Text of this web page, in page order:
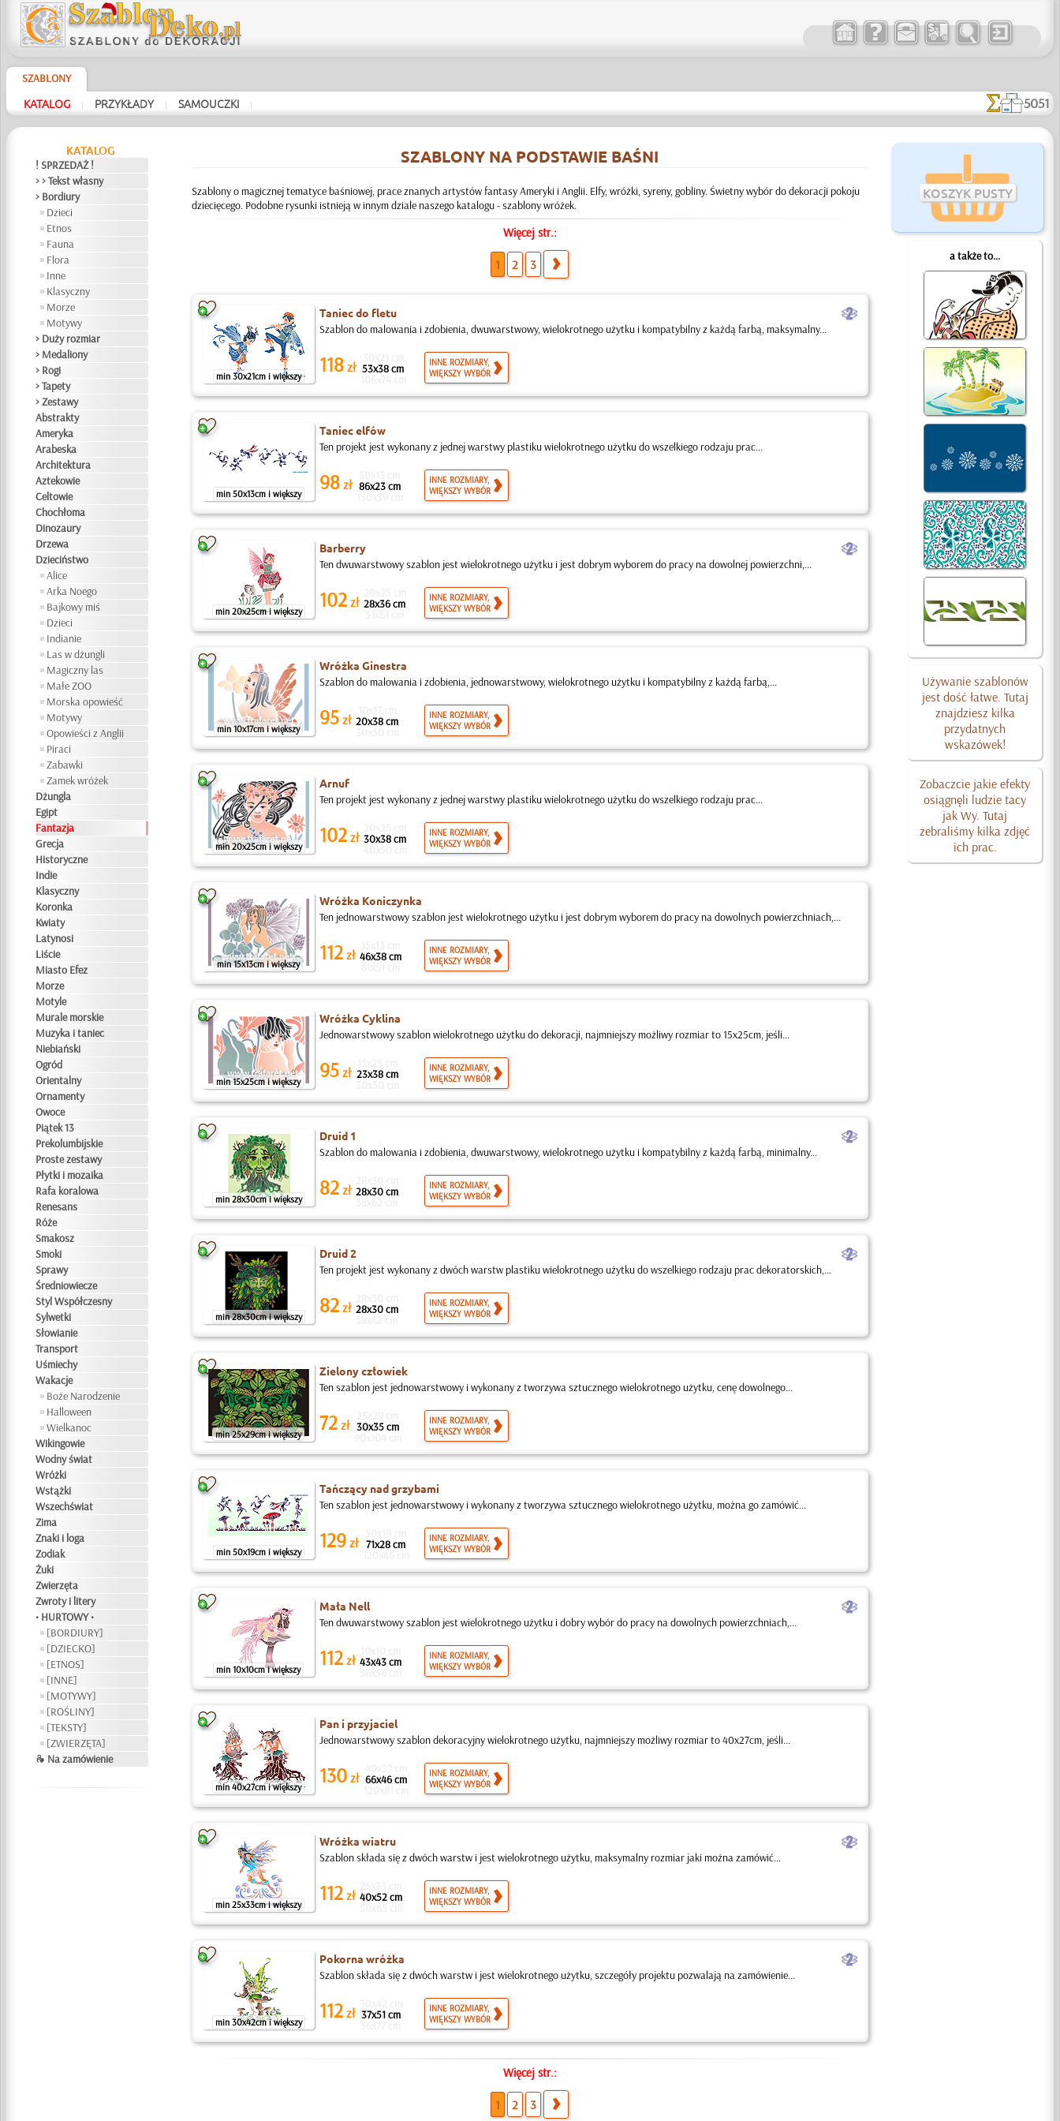
SZABLONY
KATALOG | PRZYKŁADY | SAMOUCZKI | 5051
KATALOG
! SPRZEDAŻ !
> > Tekst własny
> Bordiury
Dzieci
Etnos
Fauna
Flora
Inne
Klasyczny
Morze
Motywy
> Duży rozmiar
> Medaliony
> Rogi
> Tapety
> Zestawy
Abstrakty
Ameryka
Arabeska
Architektura
Aztekowie
Celtowie
Chochłoma
Dinozaury
Drzewa
Dzieciństwo
Alice
Arka Noego
Bajkowy miś
Dzieci
Indianie
Las w dżungli
Magiczny las
Małe ZOO
Morska opowieść
Motywy
Opowieści z Anglii
Piraci
Zabawki
Zamek wróżek
Dżungla
Egipt
Fantazja
Grecja
Historyczne
Indie
Klasyczny
Koronka
Kwiaty
Latynosi
Liście
Miasto Efez
Morze
Motyle
Murale morskie
Muzyka i taniec
Niebiański
Ogród
Orientalny
Ornamenty
Owoce
Piątek 13
Prekolumbijskie
Proste zestawy
Płytki i mozaika
Rafa koralowa
Renesans
Róże
Smakosz
Smoki
Sprawy
Średniowiecze
Styl Współczesny
Sylwetki
Słowianie
Transport
Uśmiechy
Wakacje
Boże Narodzenie
Halloween
Wielkanoc
Wikingowie
Wodny świat
Wróżki
Wstążki
Wszechświat
Zima
Znaki i loga
Zodiak
Żuki
Zwierzęta
Zwroty i litery
• HURTOWY •
[BORDIURY]
[DZIECKO]
[ETNOS]
[INNE]
[MOTYWY]
[ROŚLINY]
[TEKSTY]
[ZWIERZĘTA]
❧ Na zamówienie
KOSZYK PUSTY
a także to...
Używanie szablonów
jest dość łatwe. Tutaj
znajdziesz kilka
przydatnych
wskazówek!
Zobaczcie jakie efekty
osiągnęli ludzie tacy
jak Wy. Tutaj
zebraliśmy kilka zdjęć
ich prac.
SZABLONY NA PODSTAWIE BAŚNI
Szablony o magicznej tematyce baśniowej, prace znanych artystów fantasy Ameryki i Anglii. Elfy, wróżki, syreny, gobliny. Świetny wybór do dekoracji pokoju
dziecięcego. Podobne rysunki istnieją w innym dziale naszego katalogu - szablony wróżek.
Więcej str.:
1 2 3
min 30x21cm i większy
Taniec do fletu b
Szablon do malowania i zdobienia, dwuwarstwowy, wielokrotnego użytku i kompatybilny z każdą farbą, maksymalny...
118zł 53x38 cm
INNE ROZMIARY,
WIĘKSZY WYBÓR
min 50x13cm i większy
Taniec elfów
Ten projekt jest wykonany z jednej warstwy plastiku wielokrotnego użytku do wszelkiego rodzaju prac...
98zł 86x23 cm
INNE ROZMIARY,
WIĘKSZY WYBÓR
min 20x25cm i większy
Barberry b
Ten dwuwarstwowy szablon jest wielokrotnego użytku i jest dobrym wyborem do pracy na dowolnej powierzchni,...
102zł 28x36 cm
INNE ROZMIARY,
WIĘKSZY WYBÓR
min 10x17cm i większy
Wróżka Ginestra
Szablon do malowania i zdobienia, jednowarstwowy, wielokrotnego użytku i kompatybilny z każdą farbą,...
95zł 20x38 cm
INNE ROZMIARY,
WIĘKSZY WYBÓR
min 20x25cm i większy
Arnuf
Ten projekt jest wykonany z jednej warstwy plastiku wielokrotnego użytku do wszelkiego rodzaju prac...
102zł 30x38 cm
INNE ROZMIARY,
WIĘKSZY WYBÓR
min 15x13cm i większy
Wróżka Koniczynka
Ten jednowarstwowy szablon jest wielokrotnego użytku i jest dobrym wyborem do pracy na dowolnych powierzchniach,...
112zł 46x38 cm
INNE ROZMIARY,
WIĘKSZY WYBÓR
min 15x25cm i większy
Wróżka Cyklina
Jednowarstwowy szablon wielokrotnego użytku do dekoracji, najmniejszy możliwy rozmiar to 15x25cm, jeśli...
95zł 23x38 cm
INNE ROZMIARY,
WIĘKSZY WYBÓR
min 28x30cm i większy
Druid 1 b
Szablon do malowania i zdobienia, dwuwarstwowy, wielokrotnego użytku i kompatybilny z każdą farbą, minimalny...
82zł 28x30 cm
INNE ROZMIARY,
WIĘKSZY WYBÓR
min 28x30cm i większy
Druid 2 b
Ten projekt jest wykonany z dwóch warstw plastiku wielokrotnego użytku do wszelkiego rodzaju prac dekoratorskich,...
82zł 28x30 cm
INNE ROZMIARY,
WIĘKSZY WYBÓR
min 25x29cm i większy
Zielony człowiek
Ten szablon jest jednowarstwowy i wykonany z tworzywa sztucznego wielokrotnego użytku, cenę dowolnego...
72zł 30x35 cm
INNE ROZMIARY,
WIĘKSZY WYBÓR
min 50x19cm i większy
Tańczący nad grzybami
Ten szablon jest jednowarstwowy i wykonany z tworzywa sztucznego wielokrotnego użytku, można go zamówić...
129zł 71x28 cm
INNE ROZMIARY,
WIĘKSZY WYBÓR
min 10x10cm i większy
Mała Nell b
Ten dwuwarstwowy szablon jest wielokrotnego użytku i dobry wybór do pracy na dowolnych powierzchniach,...
112zł 43x43 cm
INNE ROZMIARY,
WIĘKSZY WYBÓR
min 40x27cm i większy
Pan i przyjaciel
Jednowarstwowy szablon dekoracyjny wielokrotnego użytku, najmniejszy możliwy rozmiar to 40x27cm, jeśli...
130zł 66x46 cm
INNE ROZMIARY,
WIĘKSZY WYBÓR
min 25x33cm i większy
Wróżka wiatru b
Szablon składa się z dwóch warstw i jest wielokrotnego użytku, maksymalny rozmiar jaki można zamówić...
112zł 40x52 cm
INNE ROZMIARY,
WIĘKSZY WYBÓR
min 30x42cm i większy
Pokorna wróżka b
Szablon składa się z dwóch warstw i jest wielokrotnego użytku, szczegóły projektu pozwalają na zamówienie...
112zł 37x51 cm
INNE ROZMIARY,
WIĘKSZY WYBÓR
Więcej str.:
1 2 3